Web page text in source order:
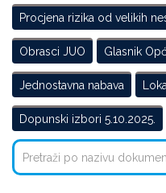
Procjena rizika od velikih
Obrasci JUO Glasnik
Jednostavna nabava
Dopunski izbori 5.10.2025.